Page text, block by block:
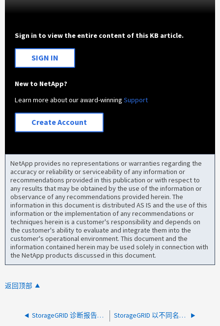
Sign in to view the entire content of this KB article.
SIGN IN
New to NetApp?
Learn more about our award-winningSupport
Create Account
NetApp provides no representations or warranties regarding the
accuracy or reliability or serviceability of any information or
recommendations provided in this publication or with respect to
any results that may be obtained by the use of the information or
observance of any recommendations provided herein. The
information in this document is distributed AS IS and the use of this
information or the implementation of any recommendations or
techniques herein is a customer's responsibility and depends on
the customer's ability to evaluate and integrate them into the
customer's operational environment. This document and the
information contained herein may be used solely in connection with
the NetApp products discussed in this document.
返回顶部
StorageGRID 诊断报告由于自定义警报导致网关节点上的 TCP 重传错误 StorageGRID 以不同名称显示存储卷重新装入尝试警报